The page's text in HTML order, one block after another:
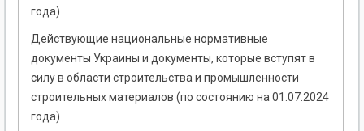
года)
Действующие национальные нормативные
документы Украины и документы, которые вступят в
силу в области строительства и промышленности
строительных материалов (по состоянию на 01.07.2024
года)